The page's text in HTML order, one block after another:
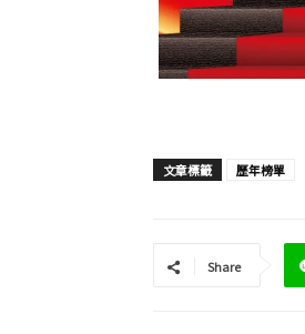
文章標籤 歷年榜單
Share